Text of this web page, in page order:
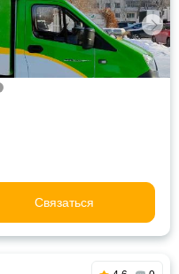
Связаться